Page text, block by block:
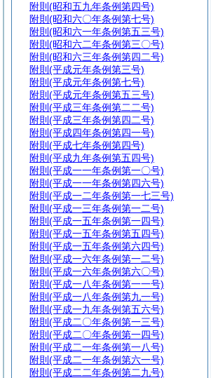
附則 (昭和五九年条例第四号)
附則 (昭和六〇年条例第七号)
附則 (昭和六一年条例第五三号)
附則 (昭和六二年条例第三〇号)
附則 (昭和六三年条例第四二号)
附則 (平成元年条例第三号)
附則 (平成元年条例第七号)
附則 (平成元年条例第五三号)
附則 (平成三年条例第二二号)
附則 (平成三年条例第四二号)
附則 (平成四年条例第四一号)
附則 (平成七年条例第四号)
附則 (平成九年条例第五四号)
附則 (平成一一年条例第一〇号)
附則 (平成一一年条例第四六号)
附則 (平成一二年条例第一七三号)
附則 (平成一三年条例第一二号)
附則 (平成一五年条例第一四号)
附則 (平成一五年条例第五四号)
附則 (平成一五年条例第六四号)
附則 (平成一六年条例第一二号)
附則 (平成一六年条例第六〇号)
附則 (平成一八年条例第一一号)
附則 (平成一八年条例第九一号)
附則 (平成一九年条例第五六号)
附則 (平成二〇年条例第一三号)
附則 (平成二〇年条例第一四号)
附則 (平成二一年条例第一八号)
附則 (平成二一年条例第六一号)
附則 (平成二二年条例第二九号)